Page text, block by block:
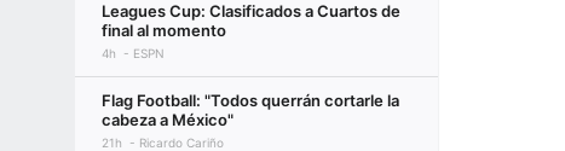
Leagues Cup: Clasificados a Cuartos de
final al momento
4h ESPN
Flag Football: "Todos querrán cortarle la
cabeza a México"
21h Ricardo Cariño